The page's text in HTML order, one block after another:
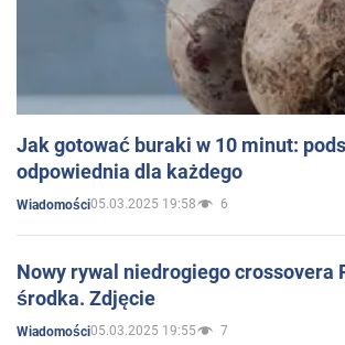
Jak gotować buraki w 10 minut:
odpowiednia dla każdego
Wiadomości05.03.2025 19:58 6
Nowy rywal niedrogiego crossovera
środka. Zdjęcie
Wiadomości05.03.2025 19:55 7